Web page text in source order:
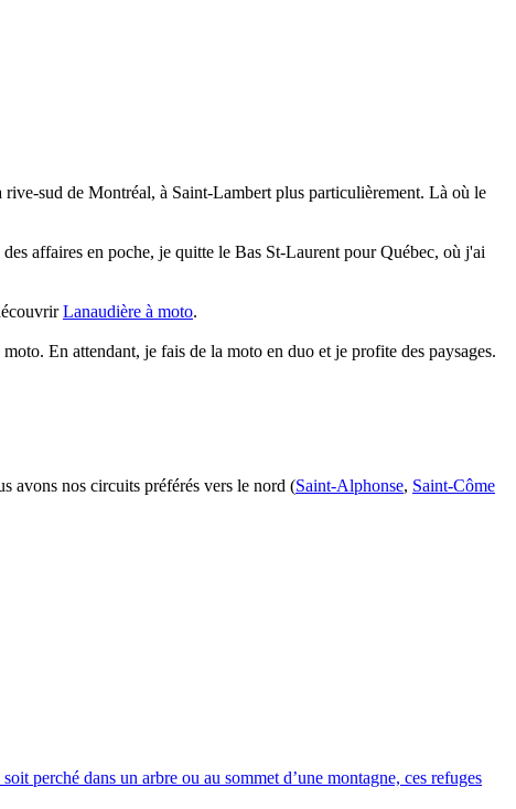
rive-sud de Montréal, à Saint-Lambert plus particulièrement. Là où le
affaires en poche, je quitte le Bas St-Laurent pour Québec, où j'ai
Lanaudière à moto.
En attendant, je fais de la moto en duo et je profite des paysages.
avons nos circuits préférés vers le nord (Saint-Alphonse, Saint-Côme
perché dans un arbre ou au sommet d’une montagne, ces refuges